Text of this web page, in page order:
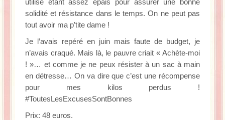
solidité et résistance dans le temps. On ne peut pas
tout avoir ma p’tite dame !
Je l’avais repéré en juin mais faute de budget, je
n’avais craqué. Mais là, le pauvre criait « Achète-moi
! »… et comme je ne peux résister à un sac à main
en détresse… On va dire que c’est une récompense
pour mes kilos perdus !
#ToutesLesExcusesSontBonnes
Prix: 48 euros.